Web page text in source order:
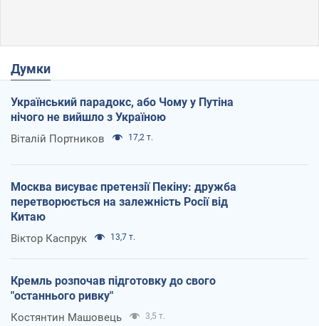
Думки
Український парадокс, або Чому у Путіна
нічого не вийшло з Україною
Віталій Портников 17,2 т.
Москва висуває претензії Пекіну: дружба
перетворюється на залежність Росії від
Китаю
Віктор Каспрук 13,7 т.
Кремль розпочав підготовку до свого
"останнього ривку"
Костянтин Машовець 3,5 т.